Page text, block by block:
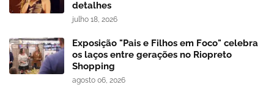
detalhes
julho 18, 2026
Exposição "Pais e Filhos em Foco" celebra
os laços entre gerações no Riopreto
Shopping
agosto 06, 2026